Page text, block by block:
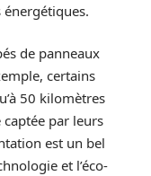
de panneaux
certains
50 kilomètres
captée par leurs
est un bel
et l’éco-